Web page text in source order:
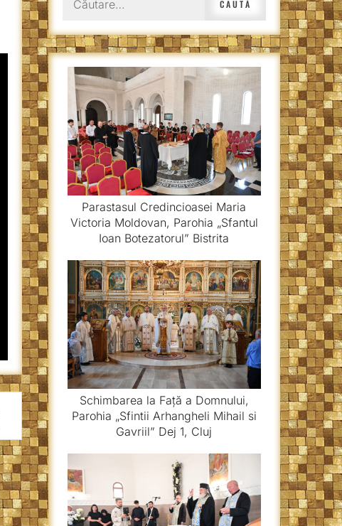
după:
Parastasul Credincioasei Maria
Victoria Moldovan, Parohia „Sfantul
Ioan Botezatorul” Bistrita
Schimbarea la Față a Domnului,
Parohia „Sfintii Arhangheli Mihail si
Gavriil” Dej 1, Cluj